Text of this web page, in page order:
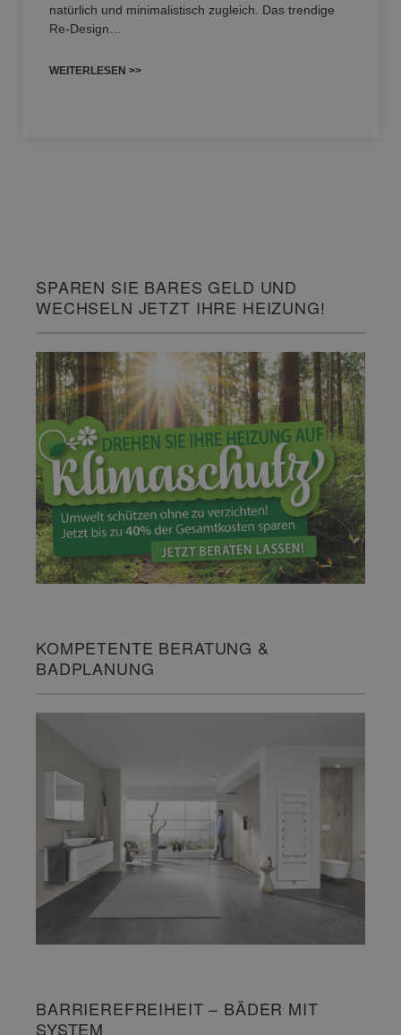
natürlich und minimalistisch zugleich. Das trendige
Re-Design…
WEITERLESEN >>
SPAREN SIE BARES GELD UND
WECHSELN JETZT IHRE HEIZUNG!
KOMPETENTE BERATUNG &
BADPLANUNG
BARRIEREFREIHEIT – BÄDER MIT
SYSTEM